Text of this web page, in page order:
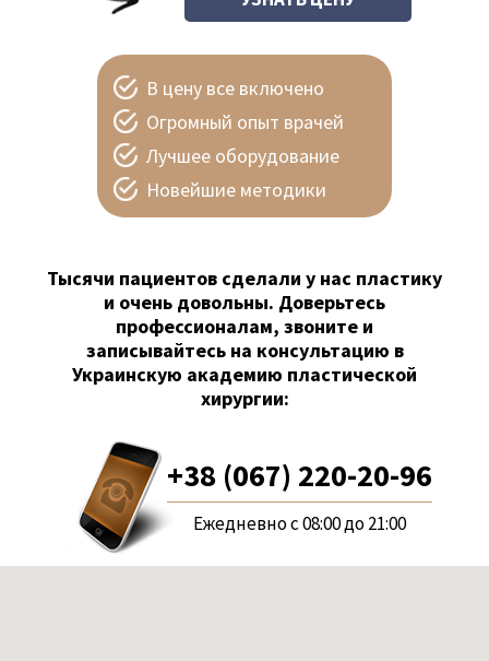
В цену все включено
Огромный опыт врачей
Лучшее оборудование
Новейшие методики
Тысячи пациентов сделали у нас пластику
и очень довольны. Доверьтесь
профессионалам, звоните и
записывайтесь на консультацию в
Украинскую академию пластической
хирургии:
+38 (067) 220-20-96
Ежедневно с 08:00 до 21:00